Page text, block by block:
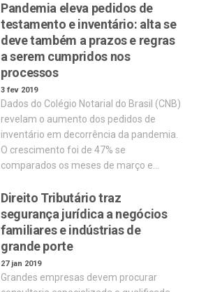
Pandemia eleva pedidos de
testamento e inventário: alta se
deve também a prazos e regras
a serem cumpridos nos
processos
3 fev 2019
Dados do Colégio Notarial do Brasil (CNB)
revelam o aumento dos pedidos de
inventário em decorrência da pandemia.
O crescimento foi de 47% se
comparados os meses de março e…
Direito Tributário traz
segurança jurídica a negócios
familiares e indústrias de
grande porte
27 jan 2019
Grandes empresas devem procurar